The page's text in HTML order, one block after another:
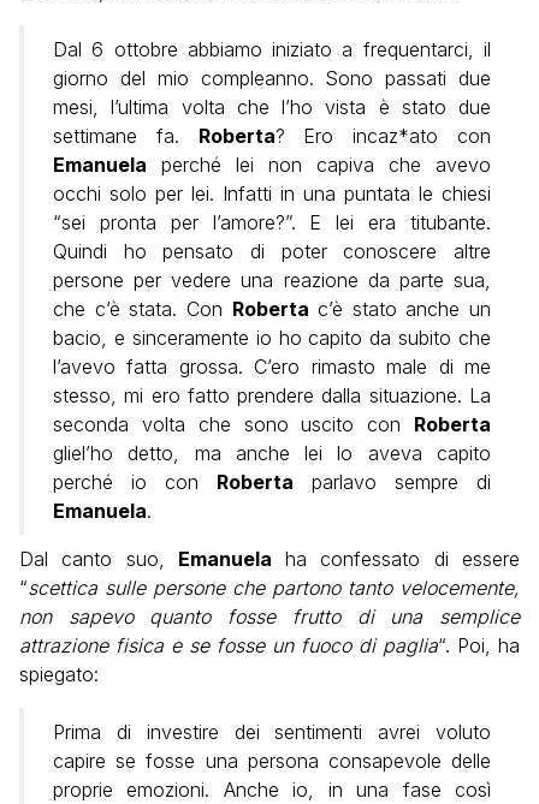
Dal 6 ottobre abbiamo iniziato a frequentarci, il
giorno del mio compleanno. Sono passati due
mesi, l’ultima volta che l’ho vista è stato due
settimane fa. Roberta? Ero incaz*ato con
Emanuela perché lei non capiva che avevo
occhi solo per lei. Infatti in una puntata le chiesi
“sei pronta per l’amore?”. E lei era titubante.
Quindi ho pensato di poter conoscere altre
persone per vedere una reazione da parte sua,
che c’è stata. Con Roberta c’è stato anche un
bacio, e sinceramente io ho capito da subito che
l’avevo fatta grossa. C’ero rimasto male di me
stesso, mi ero fatto prendere dalla situazione. La
seconda volta che sono uscito con Roberta
gliel’ho detto, ma anche lei lo aveva capito
perché io con Roberta parlavo sempre di
Emanuela.
Dal canto suo, Emanuela ha confessato di essere
“scettica sulle persone che partono tanto velocemente,
non sapevo quanto fosse frutto di una semplice
attrazione fisica e se fosse un fuoco di paglia“. Poi, ha
spiegato:
Prima di investire dei sentimenti avrei voluto
capire se fosse una persona consapevole delle
proprie emozioni. Anche io, in una fase così